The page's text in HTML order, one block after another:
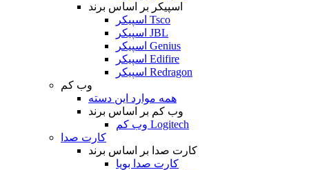
اسپیکر بر اساس برند
اسپیکر Tsco
اسپیکر JBL
اسپیکر Genius
اسپیکر Edifire
اسپیکر Redragon
وب کم
همه موارد این دسته
وب کم بر اساس برند
وب کم Logitech
کارت صدا
کارت صدا بر اساس برند
کارت صدا بویا